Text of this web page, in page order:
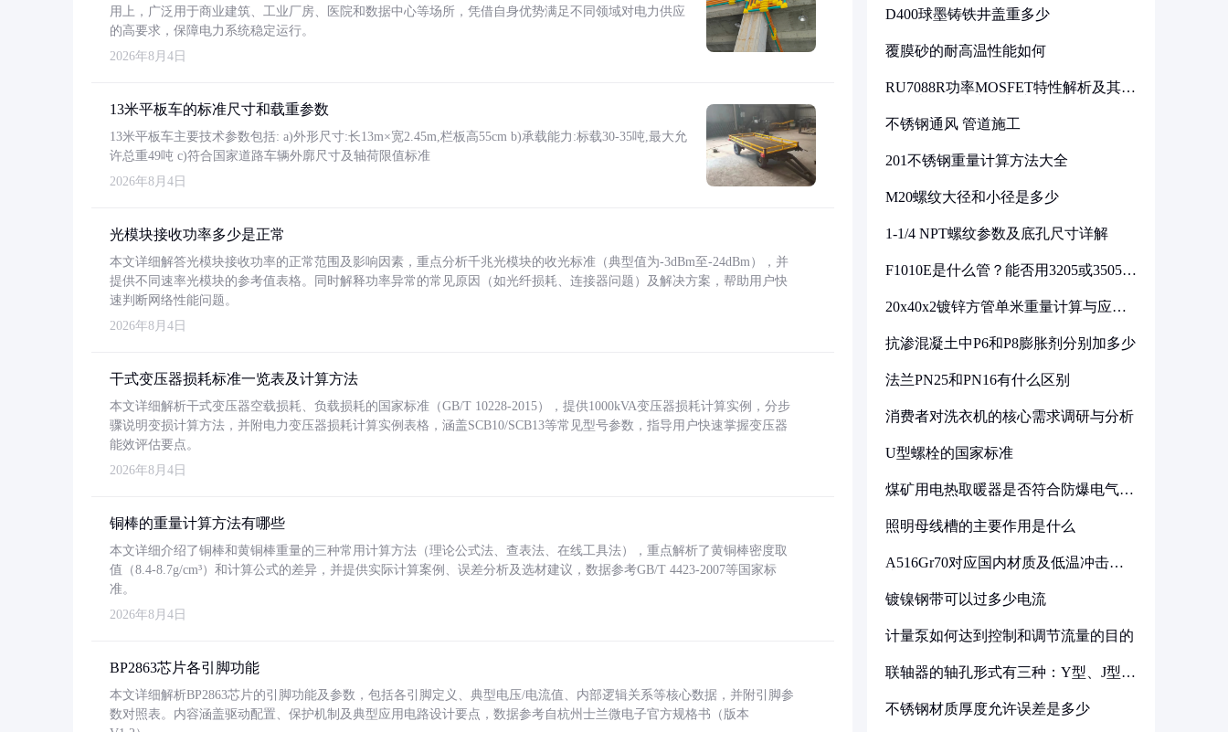
用上，广泛用于商业建筑、工业厂房、医院和数据中心等场所，凭借自身优势满足不同领域对电力供应
的高要求，保障电力系统稳定运行。
2026年8月4日
13米平板车的标准尺寸和载重参数
13米平板车主要技术参数包括: a)外形尺寸:长13m×宽2.45m,栏板高55cm b)承载能力:标载30-35吨,最大允
许总重49吨 c)符合国家道路车辆外廓尺寸及轴荷限值标准
2026年8月4日
光模块接收功率多少是正常
本文详细解答光模块接收功率的正常范围及影响因素，重点分析千兆光模块的收光标准（典型值为-3dBm至-24dBm），并
提供不同速率光模块的参考值表格。同时解释功率异常的常见原因（如光纤损耗、连接器问题）及解决方案，帮助用户快
速判断网络性能问题。
2026年8月4日
干式变压器损耗标准一览表及计算方法
本文详细解析干式变压器空载损耗、负载损耗的国家标准（GB/T 10228-2015），提供1000kVA变压器损耗计算实例，分步
骤说明变损计算方法，并附电力变压器损耗计算实例表格，涵盖SCB10/SCB13等常见型号参数，指导用户快速掌握变压器
能效评估要点。
2026年8月4日
铜棒的重量计算方法有哪些
本文详细介绍了铜棒和黄铜棒重量的三种常用计算方法（理论公式法、查表法、在线工具法），重点解析了黄铜棒密度取
值（8.4-8.7g/cm³）和计算公式的差异，并提供实际计算案例、误差分析及选材建议，数据参考GB/T 4423-2007等国家标
准。
2026年8月4日
BP2863芯片各引脚功能
本文详细解析BP2863芯片的引脚功能及参数，包括各引脚定义、典型电压/电流值、内部逻辑关系等核心数据，并附引脚参
数对照表。内容涵盖驱动配置、保护机制及典型应用电路设计要点，数据参考自杭州士兰微电子官方规格书（版本
D400球墨铸铁井盖重多少
覆膜砂的耐高温性能如何
RU7088R功率MOSFET特性解析及其在
不锈钢通风 管道施工
201不锈钢重量计算方法大全
M20螺纹大径和小径是多少
1-1/4 NPT螺纹参数及底孔尺寸详解
F1010E是什么管？能否用3205或3505代
20x40x2镀锌方管单米重量计算与应用
抗渗混凝土中P6和P8膨胀剂分别加多少
法兰PN25和PN16有什么区别
消费者对洗衣机的核心需求调研与分析
U型螺栓的国家标准
煤矿用电热取暖器是否符合防爆电气设
照明母线槽的主要作用是什么
A516Gr70对应国内材质及低温冲击要
镀镍钢带可以过多少电流
计量泵如何达到控制和调节流量的目的
联轴器的轴孔形式有三种：Y型、J型、
不锈钢材质厚度允许误差是多少